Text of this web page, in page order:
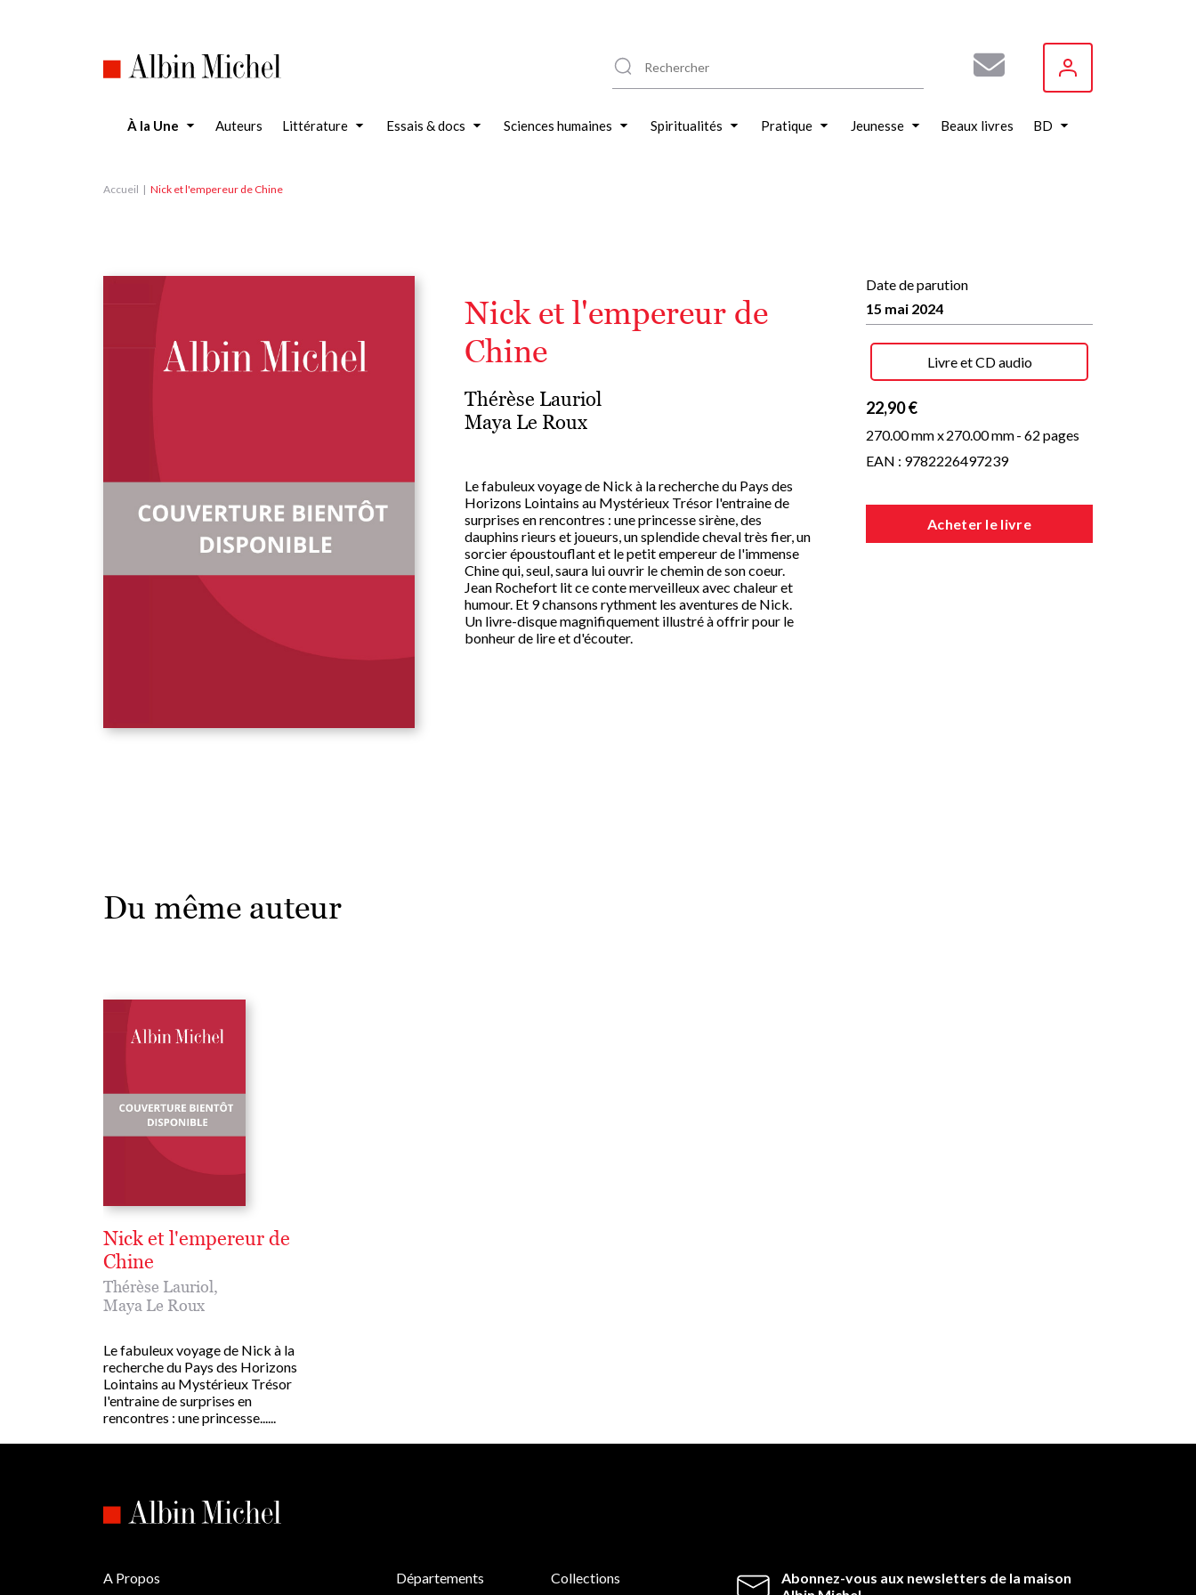
À la Une Auteurs Littérature Essais & docs Sciences humaines Spiritualités Pratique Jeunesse Beaux livres BD
Accueil Nick et l'empereur de Chine
Nick et l'empereur de
Chine
Thérèse Lauriol
Maya Le Roux
Le fabuleux voyage de Nick à la recherche du Pays des
Horizons Lointains au Mystérieux Trésor l'entraine de
surprises en rencontres : une princesse sirène, des
dauphins rieurs et joueurs, un splendide cheval très fier, un
sorcier époustouflant et le petit empereur de l'immense
Chine qui, seul, saura lui ouvrir le chemin de son coeur.
Jean Rochefort lit ce conte merveilleux avec chaleur et
humour. Et 9 chansons rythment les aventures de Nick.
Un livre-disque magnifiquement illustré à offrir pour le
bonheur de lire et d'écouter.
Date de parution
15 mai 2024
Livre et CD audio
22,90 €
270.00 mm x270.00 mm- 62 pages
EAN : 9782226497239
Acheter le livre
Du même auteur
Nick et l'empereur de
Chine
Thérèse Lauriol,
Maya Le Roux
Le fabuleux voyage de Nick à la
recherche du Pays des Horizons
Lointains au Mystérieux Trésor
l'entraine de surprises en
rencontres : une princesse......
Abonnez-vous aux newsletters de la maison
A Propos Départements Collections